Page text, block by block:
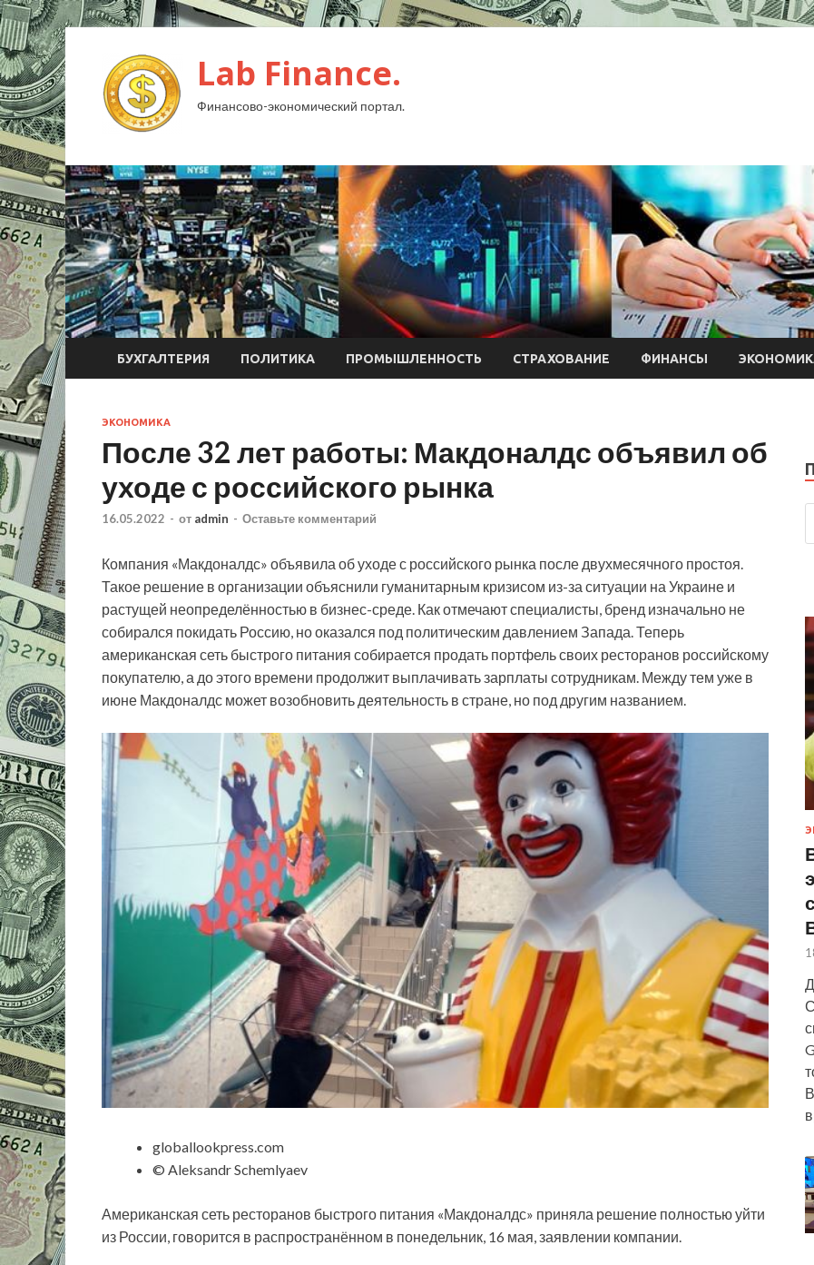
Lab Finance.
Финансово-экономический портал.
БУХГАЛТЕРИЯ ПОЛИТИКА ПРОМЫШЛЕННОСТЬ СТРАХОВАНИЕ ФИНАНСЫ
ЭКОНОМИКА
После 32 лет работы: Макдоналдс объявил об
уходе с российского рынка
16.05.2022 - от admin - Оставьте комментарий
Компания «Макдоналдс» объявила об уходе с российского рынка после двухмесячного простоя.
Такое решение в организации объяснили гуманитарным кризисом из-за ситуации на Украине и
растущей неопределённостью в бизнес-среде. Как отмечают специалисты, бренд изначально не
собирался покидать Россию, но оказался под политическим давлением Запада. Теперь
американская сеть быстрого питания собирается продать портфель своих ресторанов российскому
покупателю, а до этого времени продолжит выплачивать зарплаты сотрудникам. Между тем уже в
июне Макдоналдс может возобновить деятельность в стране, но под другим названием.
globallookpress.com
© Aleksandr Schemlyaev
Американская сеть ресторанов быстрого питания «Макдоналдс» приняла решение полностью уйти
из России, говорится в распространённом в понедельник, 16 мая, заявлении компании.